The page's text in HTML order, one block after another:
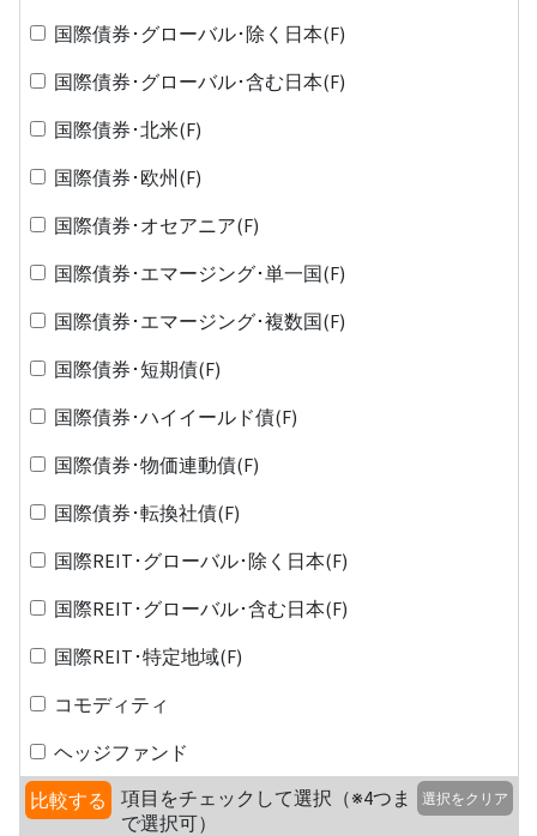
国際債券･グローバル･除く日本(F)
国際債券･グローバル･含む日本(F)
国際債券･北米(F)
国際債券･欧州(F)
国際債券･オセアニア(F)
国際債券･エマージング･単一国(F)
国際債券･エマージング･複数国(F)
国際債券･短期債(F)
国際債券･ハイイールド債(F)
国際債券･物価連動債(F)
国際債券･転換社債(F)
国際REIT･グローバル･除く日本(F)
国際REIT･グローバル･含む日本(F)
国際REIT･特定地域(F)
コモディティ
ヘッジファンド
比較する
項目をチェックして選択（※4つま
で選択可）
選択をクリア